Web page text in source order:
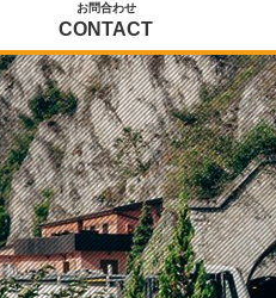
お問合わせ
CONTACT